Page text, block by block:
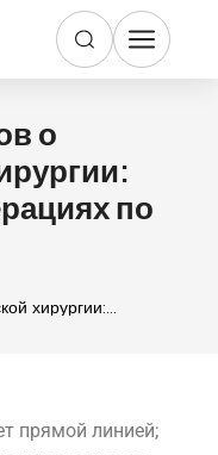
о
по
хирургии:
прямой линией;